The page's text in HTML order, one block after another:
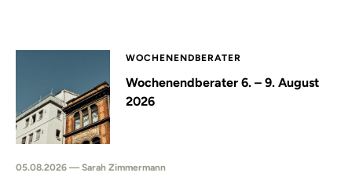
WOCHENENDBERATER
Wochenendberater 6. – 9. August
2026
05.08.2026 — Sarah Zimmermann